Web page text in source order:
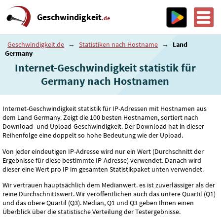
Geschwindigkeit.de
Geschwindigkeit.de → Statistiken nach Hostname →
Land
Germany
Internet-Geschwindigkeit statistik für
Germany nach Hostnamen
Internet-Geschwindigkeit statistik für IP-Adressen mit Hostnamen aus
dem Land Germany. Zeigt die 100 besten Hostnamen, sortiert nach
Download- und Upload-Geschwindigkeit. Der Download hat in dieser
Reihenfolge eine doppelt so hohe Bedeutung wie der Upload.
Von jeder eindeutigen IP-Adresse wird nur ein Wert (Durchschnitt der
Ergebnisse für diese bestimmte IP-Adresse) verwendet. Danach wird
dieser eine Wert pro IP im gesamten Statistikpaket unten verwendet.
Wir vertrauen hauptsächlich dem Medianwert. es ist zuverlässiger als der
reine Durchschnittswert. Wir veröffentlichen auch das untere Quartil (Q1)
und das obere Quartil (Q3). Median, Q1 und Q3 geben Ihnen einen
Überblick über die statistische Verteilung der Testergebnisse.